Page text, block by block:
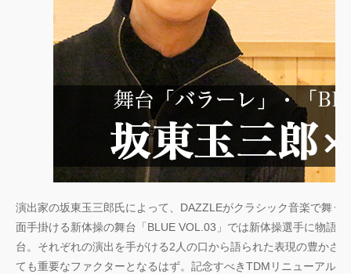
演出家の坂東玉三郎氏によって、DAZZLEがクラシック音楽で舞
面手掛ける新体操の舞台「BLUE VOL.03」では新体操選手に物語
台。それぞれの演出を手がける2人の口から語られた表現の豊かさ
ても重要なファクターとなるはず。記念すべきTDMリニューアル